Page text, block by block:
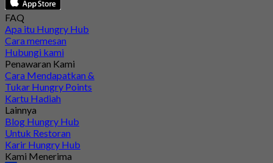
FAQ
Apa itu Hungry Hub
Cara memesan
Hubungi kami
Penawaran Kami
Cara Mendapatkan &
Tukar Hungry Points
Kartu Hadiah
Lainnya
Blog Hungry Hub
Untuk Restoran
Karir Hungry Hub
Kami Menerima